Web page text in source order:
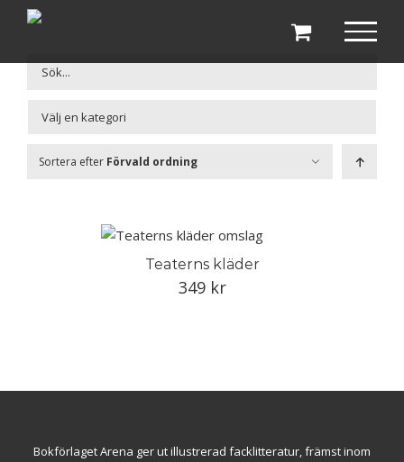
Fortsätt
Sortera efter Förvald ordning
Teaterns kläder
349 kr
Bokförlaget Arena ger ut illustrerad facklitteratur, främst inom